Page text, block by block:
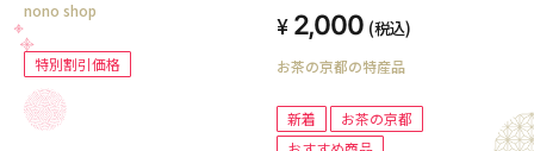
ズ 小中学生 高校生 大学生 メンズ
レディース 男女兼用 HD-0008
nono shop
特別割引価格
2,000 (税込)
お茶の京都の特産品
新着
お茶の京都